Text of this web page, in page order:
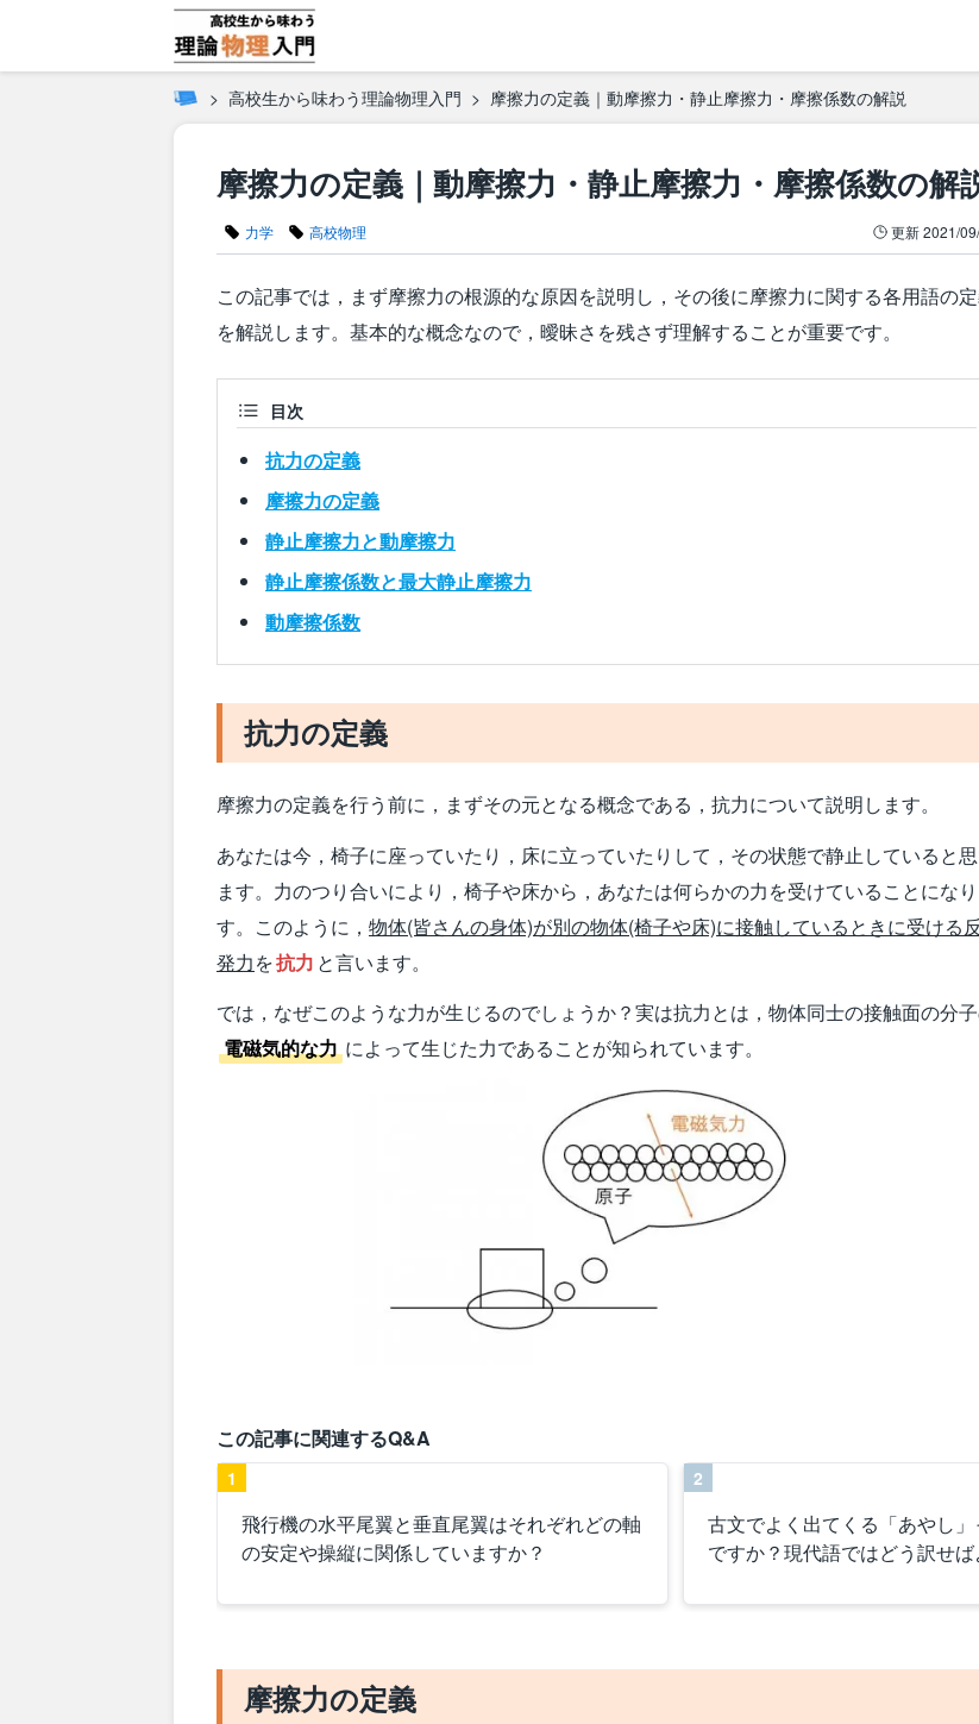
高校生から味わう理論物理入門 摩擦力の定義｜動摩擦力・静止摩擦力・摩擦係数の解説
摩擦力の定義｜動摩擦力・静止摩擦力・摩擦係数の解
力学 高校物理 更新2021/
この記事では，まず摩擦力の根源的な原因を説明し，その後に摩擦力に関する各用語の
を解説します。基本的な概念なので，曖昧さを残さず理解することが重要です。
目次
抗力の定義
摩擦力の定義
静止摩擦力と動摩擦力
静止摩擦係数と最大静止摩擦力
動摩擦係数
抗力の定義
摩擦力の定義を行う前に，まずその元となる概念である，抗力について説明します。
あなたは今，椅子に座っていたり，床に立っていたりして，その状態で静止していると
ます。力のつり合いにより，椅子や床から，あなたは何らかの力を受けていることになり
す。このように， 物体(皆さんの身体)が別の物体(椅子や床)に接触しているときに受ける反
発力を抗力 と言います。
では，なぜこのような力が生じるのでしょうか？実は抗力とは，物体同士の接触面の分
電磁気的な力 によって生じた力であることが知られています。
この記事に関連するQ&A
飛行機の水平尾翼と垂直尾翼はそれぞれどの軸
の安定や操縦に関係していますか？
1
古文でよく出てくる「あやし」
ですか？現代語ではどう訳せば
2
摩擦力の定義